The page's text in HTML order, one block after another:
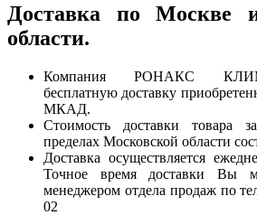
Доставка по Москве
области.
Компания РОНАКС
бесплатную доставку
МКАД.
Стоимость доставки
пределах Московской области
Доставка осуществляется
Точное время доставки Вы
менеджером отдела продаж по
02